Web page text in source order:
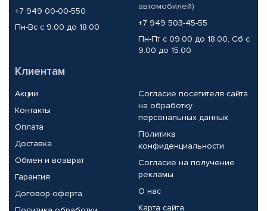
+7 949 00-00-550
Пн-Вс с 9.00 до 18.00
автомобилей)
+7 949 503-45-55
Пн-Пт с 09.00 до 18.00, Сб с
9.00 до 15.00
Клиентам
Акции
Контакты
Оплата
Доставка
Обмен и возврат
Гарантия
Договор-оферта
Согласие посетителя сайта
на обработку
персональных данных
Политика
конфиденциальности
Согласие на получение
рекламы
О нас
Карта сайта